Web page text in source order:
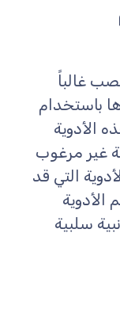
غالباً
باستخدام
الأدوية
غير مرغوب
التي قد
سلبية